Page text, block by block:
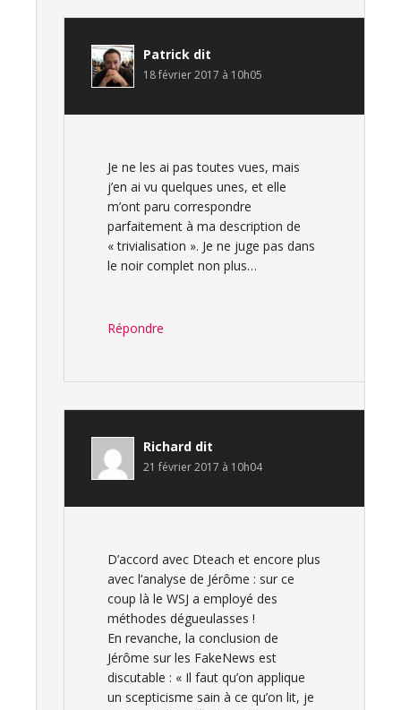
Patrick dit
18 février 2017 à 10h05
Je ne les ai pas toutes vues, mais
j’en ai vu quelques unes, et elle
m’ont paru correspondre
parfaitement à ma description de
« trivialisation ». Je ne juge pas dans
le noir complet non plus…
Répondre
Richard dit
21 février 2017 à 10h04
D’accord avec Dteach et encore plus
avec l’analyse de Jérôme : sur ce
coup là le WSJ a employé des
méthodes dégueulasses !
En revanche, la conclusion de
Jérôme sur les FakeNews est
discutable : « Il faut qu’on applique
un scepticisme sain à ce qu’on lit, je